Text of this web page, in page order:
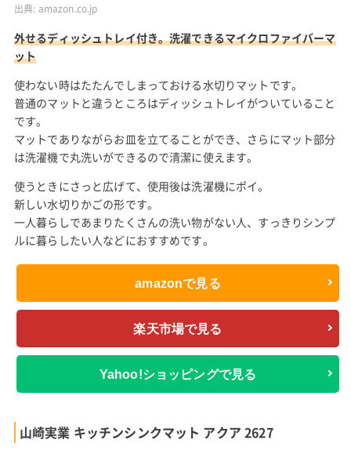
出典: amazon.co.jp
外せるディッシュトレイ付き。洗濯できるマイクロファイバーマ
ット
使わない時はたたんでしまっておける水切りマットです。
普通のマットと違うところはディッシュトレイがついていること
です。
マットでありながらお皿を立てることができ、さらにマット部分
は洗濯機で丸洗いができるので清潔に使えます。
使うときにさっと広げて、使用後は洗濯機にポイ。
新しい水切りかごの形です。
一人暮らしであまりたくさんの洗い物がない人、すっきりシンプ
ルに暮らしたい人などにおすすめです。
amazonで見る
楽天市場で見る
Yahoo!ショッピングで見る
山崎実業 キッチンシンクマット アクア 2627